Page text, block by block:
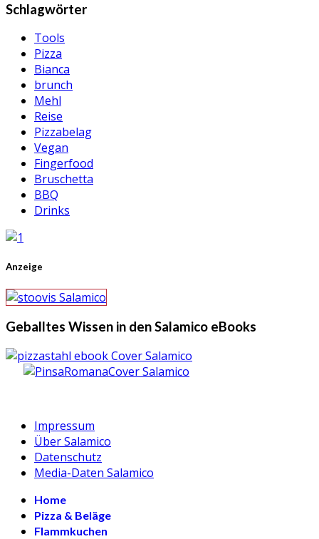
Schlagwörter
Tools
Pizza
Bianca
brunch
Mehl
Reise
Pizzabelag
Vegan
Fingerfood
Bruschetta
BBQ
Drinks
Anzeige
Geballtes Wissen in den Salamico eBooks
Impressum
Über Salamico
Datenschutz
Media-Daten Salamico
Home
Pizza & Beläge
Flammkuchen